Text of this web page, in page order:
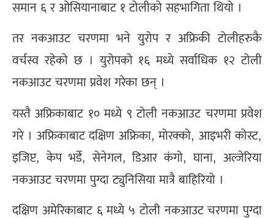
समान ६ र ओसियानाबाट १ टोलीको सहभागिता थियो ।
तर नकआउट चरणमा भने युरोप र अफ्रिकी टोलीहरुकै
वर्चस्व रहेको छ । युरोपको १६ मध्ये सर्वाधिक १२ टोली
नकआउट चरणमा प्रवेश गरेका छन् ।
यस्तै अफ्रिकाबाट १० मध्ये ९ टोली नकआउट चरणमा प्रवेश
गरे । अफ्रिकाबाट दक्षिण अफ्रिका, मोरक्को, आइभरी कोस्ट,
इजिप्ट, केप भर्डे, सेनेगल, डिआर कंगो, घाना, अल्जेरिया
नकआउट चरणमा पुग्दा ट्युनिसिया मात्रै बाहिरियो ।
दक्षिण अमेरिकाबाट ६ मध्ये ५ टोली नकआउट चरणमा पुग्दा